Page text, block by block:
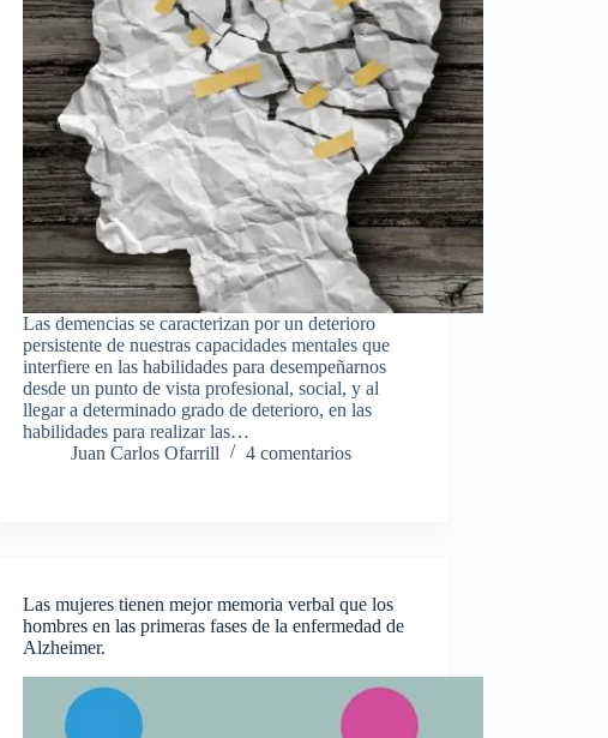
Las demencias se caracterizan por un deterioro
persistente de nuestras capacidades mentales que
interfiere en las habilidades para desempeñarnos
desde un punto de vista profesional, social, y al
llegar a determinado grado de deterioro, en las
habilidades para realizar las…
Juan Carlos Ofarrill
4 comentarios
Las mujeres tienen mejor memoria verbal que los
hombres en las primeras fases de la enfermedad de
Alzheimer.